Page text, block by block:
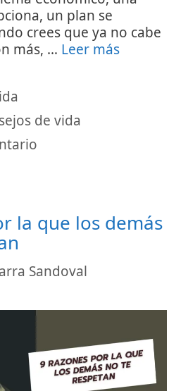
un plan se
crees que ya no cabe
más, … Leer más
de vida
la que los demás
Sandoval